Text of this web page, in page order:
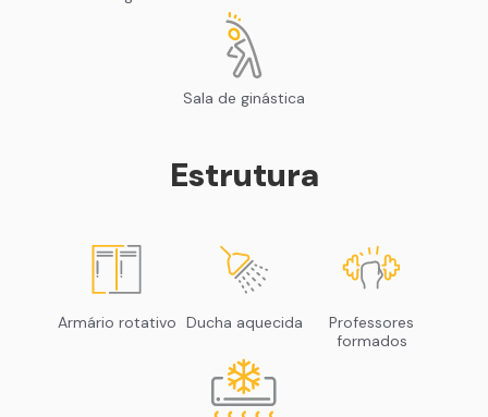
Sala de ginástica
Estrutura
Armário rotativo Ducha aquecida
Professores
formados